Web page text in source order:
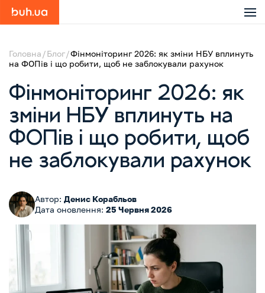
Головна Блог Фінмоніторинг 2026: як зміни НБУ вплинуть
на ФОПів і що робити, щоб не заблокували рахунок
Фінмоніторинг 2026: як
зміни НБУ вплинуть на
ФОПів і що робити, щоб
не заблокували рахунок
Автор: Денис Корабльов
Дата оновлення: 25 Червня 2026